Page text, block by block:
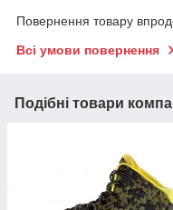
Повернення товару
Всі умови повернення
Подібні товари